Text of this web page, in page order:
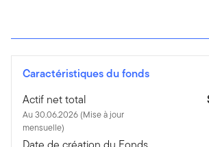
Caractéristiques du fonds
Actif net total
Au 30.06.2026 (Mise à jour
mensuelle)